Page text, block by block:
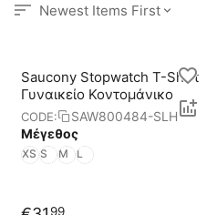
Newest Items First
Saucony Stopwatch T-Shirt
Γυναικείο Κοντομάνικο
CODE:
SAW800484-SLH
Μέγεθος
XS S M L
99